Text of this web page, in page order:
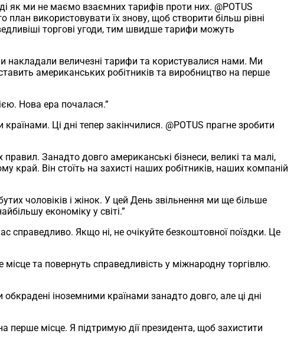
як ми не маємо взаємних тарифів проти них. @POTUS
використовувати їх знову, щоб створити більш рівні
торгові угоди, тим швидше тарифи можуть
накладали величезні тарифи та користувалися нами. Ми
американських робітників та виробництво на перше
Нова ера почалася.”
Ці дні тепер закінчилися. @POTUS прагне зробити
Занадто довго американські бізнеси, великі та малі,
Він стоїть на захисті наших робітників, наших компаній
чоловіків і жінок. У цей День звільнення ми ще більше
економіку у світі.”
справедливо. Якщо ні, не очікуйте безкоштовної поїздки. Це
та повернуть справедливість у міжнародну торгівлю.
іноземними країнами занадто довго, але ці дні
перше місце. Я підтримую дії президента, щоб захистити